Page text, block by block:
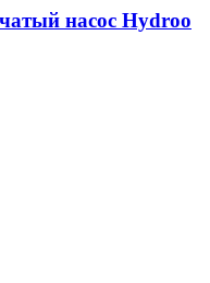
насос Hydroo